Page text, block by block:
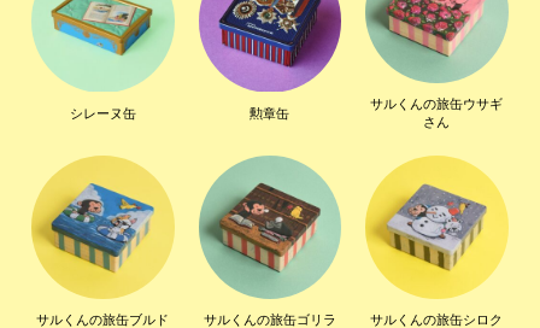
シレーヌ缶 勲章缶
サルくんの旅缶ウサギ
さん
サルくんの旅缶ブルド
サルくんの旅缶ゴリラ
サルくんの旅缶シロク